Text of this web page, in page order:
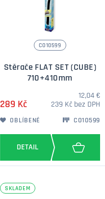
CO10599
Stěrače FLAT SET (CUBE)
710+410mm
289 Kč
12,04 €
239 Kč bez DPH
OBLÍBENÉ CO10599
SKLADEM